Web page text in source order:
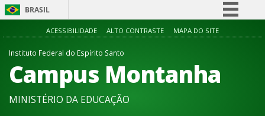
BRASIL
Simplifique!
Participe
Acesso à informação
ACESSIBILIDADE ALTO CONTRASTE MAPA DO SITE
Instituto Federal do Espírito Santo
Campus Montanha
MINISTÉRIO DA EDUCAÇÃO